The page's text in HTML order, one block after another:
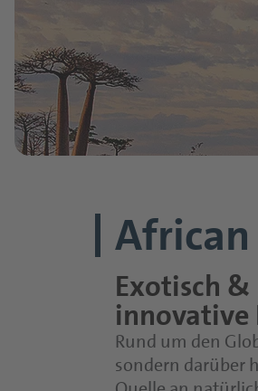
Exotisch
innovative
Rund um den
sondern darüber